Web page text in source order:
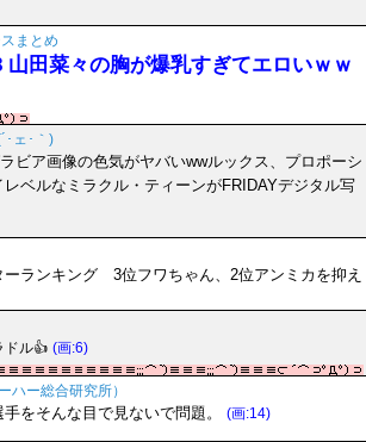
まとめ
山田菜々の胸が爆乳すぎてエロいｗｗ
･ェ･｀)
ビア画像の色気がヤバいwwルックス、プロポーシ
ベルなミラクル・ティーンがFRIDAYデジタル写
ーランキング 3位フワちゃん、2位アンミカを抑え
ドル👍 (画:6)
ハー総合研究所）
をそんな目で見ないで問題。 (画:14)